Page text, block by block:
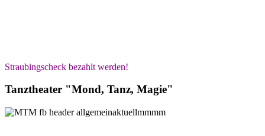
Straubingscheck bezahlt werden!
Tanztheater "Mond, Tanz, Magie"